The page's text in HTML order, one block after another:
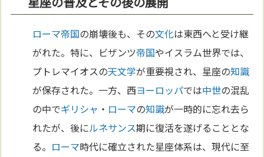
ローマ帝国の崩壊後も、その文化は東西へと受け継
がれた。特に、ビザンツ帝国やイスラム世界では、
プトレマイオスの天文学が重要視され、星座の知識
が保存された。一方、西ヨーロッパでは中世の混乱
の中でギリシャ ・ ローマの知識が一時的に忘れ去ら
れたが、後にルネサンス期に復活を遂げることとな
る。 ローマ時代に確立された星座体系は、現代に至